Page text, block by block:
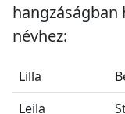
hangzáságban
névhez:
Lilla
Leila